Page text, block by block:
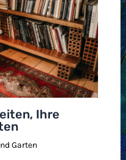
Ihre
Garten